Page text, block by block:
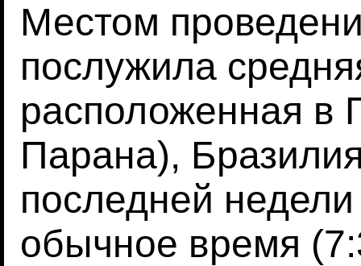
Местом
послужила
расположенная в
Парана),
последней
обычное время